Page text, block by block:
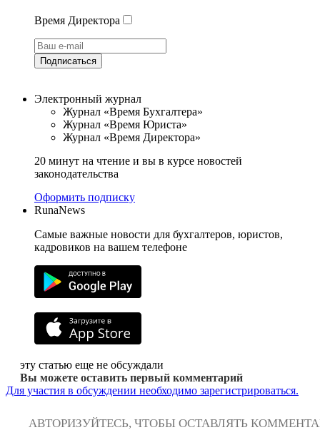
Время Директора
Подписаться
Электронный журнал
Журнал «Время Бухгалтера»
Журнал «Время Юриста»
Журнал «Время Директора»
20 минут на чтение и вы в курсе новостей
законодательства
Оформить подписку
RunaNews
Самые важные новости для бухгалтеров, юристов,
кадровиков на вашем телефоне
эту статью еще не обсуждали
Вы можете оставить первый комментарий
Для участия в обсуждении необходимо зарегистрироваться.
АВТОРИЗУЙТЕСЬ, ЧТОБЫ ОСТАВЛЯТЬ